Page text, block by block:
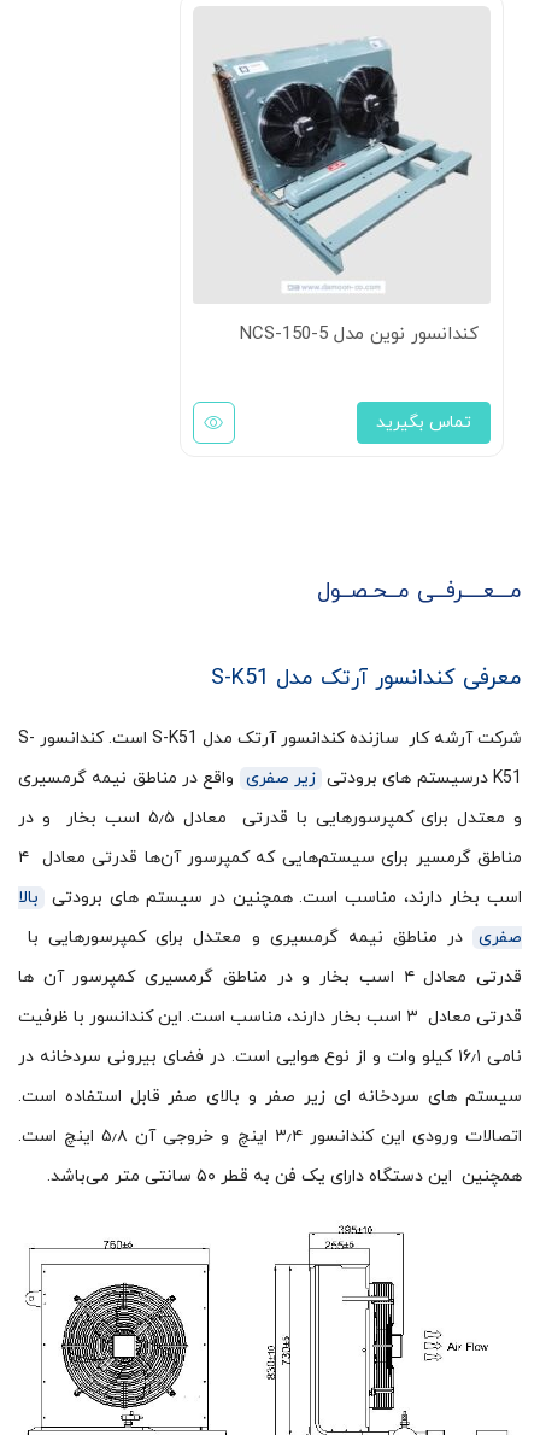
کندانسور نوین مدل NCS-150-5
تماس بگیرید
مـــعــــرفــی مــحـصــول
معرفی کندانسور آرتک مدل S-K51
شرکت آرشه کار سازنده کندانسور آرتک مدل S-K51 است. کندانسور S-
K51 درسیستم های برودتی
زیر صفری واقع در مناطق نیمه گرمسیری
و معتدل برای کمپرسورهایی با قدرتی معادل ۵٫۵ اسب بخار و در
مناطق گرمسیر برای سیستم‌هایی که کمپرسور آن‌ها قدرتی معادل ۴
اسب بخار دارند، مناسب است. همچنین در سیستم های برودتی
بالا
صفری
در مناطق نیمه گرمسیری و معتدل برای کمپرسورهایی با
قدرتی معادل ۴ اسب بخار و در مناطق گرمسیری کمپرسور آن ها
قدرتی معادل ۳ اسب بخار دارند، مناسب است. این کندانسور با ظرفیت
نامی ۱۶٫۱ کیلو وات و از نوع هوایی است. در فضای بیرونی سردخانه در
سیستم های سردخانه ای زیر صفر و بالای صفر قابل استفاده است.
اتصالات ورودی این کندانسور ۳٫۴ اینچ و خروجی آن ۵٫۸ اینچ است.
همچنین این دستگاه دارای یک فن به قطر ۵۰ سانتی متر می‌باشد.